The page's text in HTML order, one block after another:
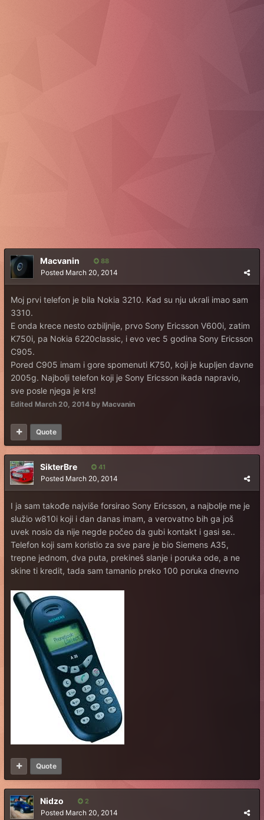
Macvanin 88
Posted March 20, 2014
Moj prvi telefon je bila Nokia 3210. Kad su nju ukrali imao sam
3310.
E onda krece nesto ozbiljnije, prvo Sony Ericsson V600i, zatim
K750i, pa Nokia 6220classic, i evo vec 5 godina Sony Ericsson
C905.
Pored C905 imam i gore spomenuti K750, koji je kupljen davne
2005g. Najbolji telefon koji je Sony Ericsson ikada napravio,
sve posle njega je krs!
Edited March 20, 2014 by Macvanin
Quote
SikterBre 41
Posted March 20, 2014
I ja sam takođe najviše forsirao Sony Ericsson, a najbolje me je
služio w810i koji i dan danas imam, a verovatno bih ga još
uvek nosio da nije negde počeo da gubi kontakt i gasi se..
Telefon koji sam koristio za sve pare je bio Siemens A35,
trepne jednom, dva puta, prekineš slanje i poruka ode, a ne
skine ti kredit, tada sam tamanio preko 100 poruka dnevno
Quote
Nidzo 2
Posted March 20, 2014